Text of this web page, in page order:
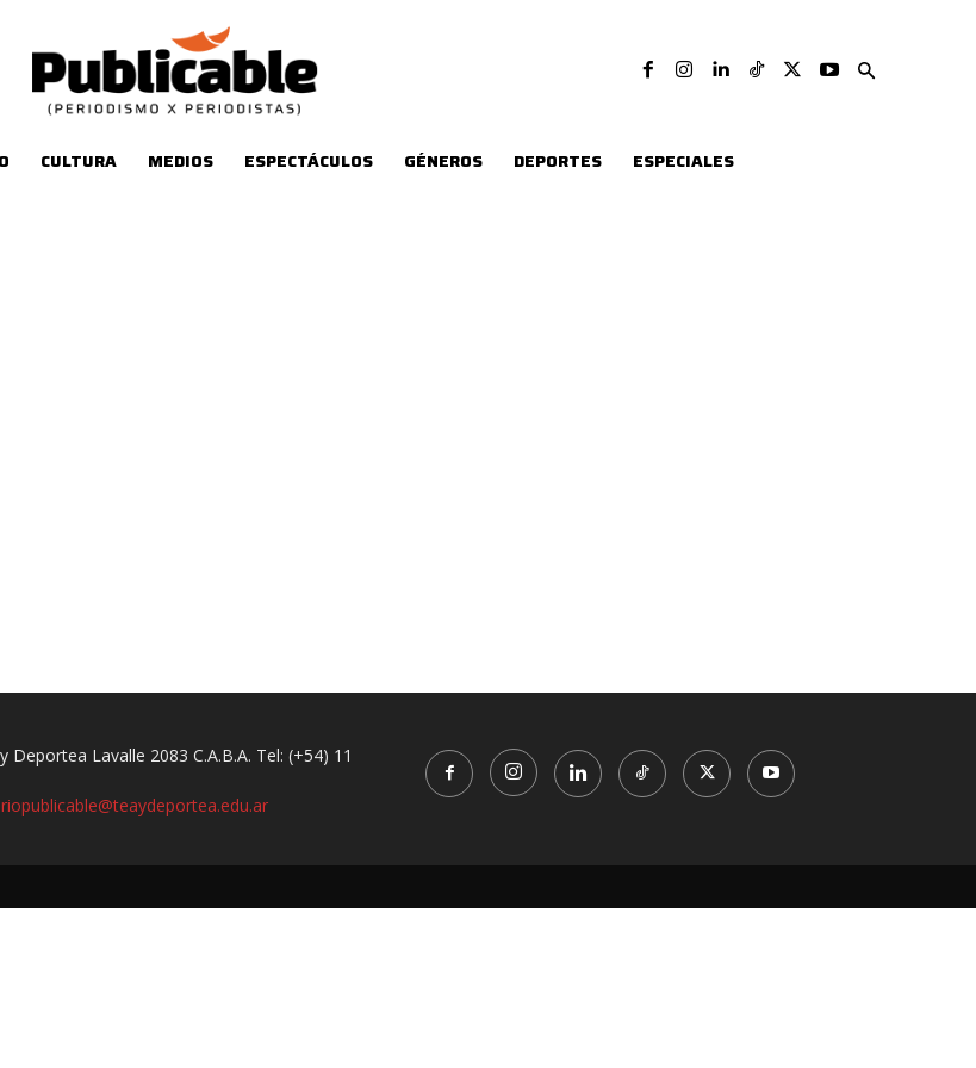
CULTURA MEDIOS ESPECTÁCULOS GÉNEROS DEPORTES ESPECIALES
Deportea Lavalle 2083 C.A.B.A. Tel: (+54) 11